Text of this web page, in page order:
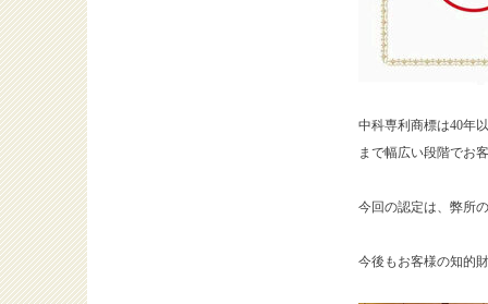
中科専利商標は40年
まで幅広い段階でお
今回の認定は、弊所
今後もお客様の知的